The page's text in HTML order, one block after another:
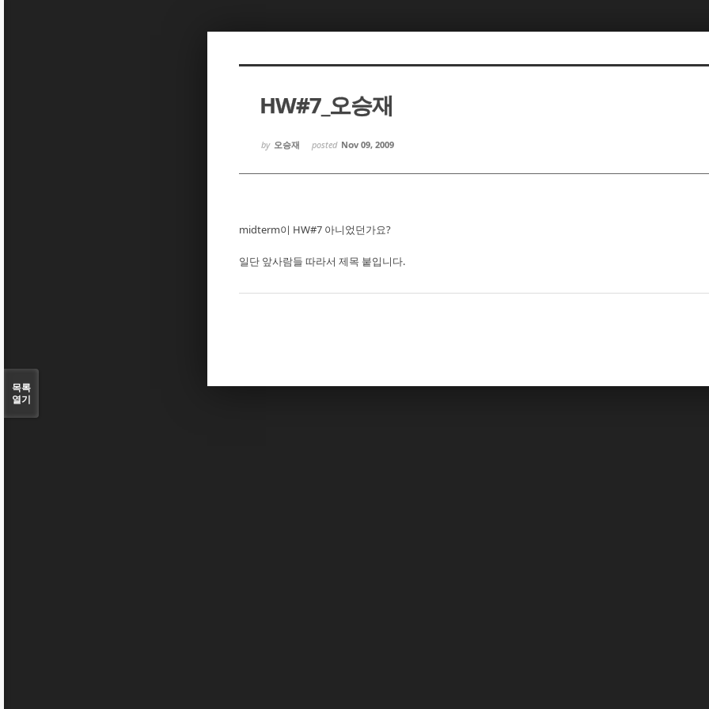
HW#7_오승재
by 오승재 posted Nov 09, 2009
midterm이 HW#7 아니었던가요?
일단 앞사람들 따라서 제목 붙입니다.
목록
열기
Sketchbook5, 스케치북5
Sketchbook5, 스케치북5
Sketchbook5, 스케치북5
Sketchbook5, 스케치북5